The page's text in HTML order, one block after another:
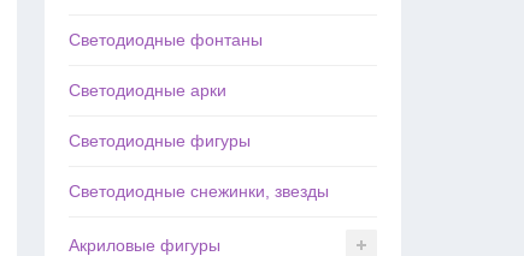
Светодиодные фонтаны
Светодиодные арки
Светодиодные фигуры
Светодиодные снежинки, звезды
Акриловые фигуры